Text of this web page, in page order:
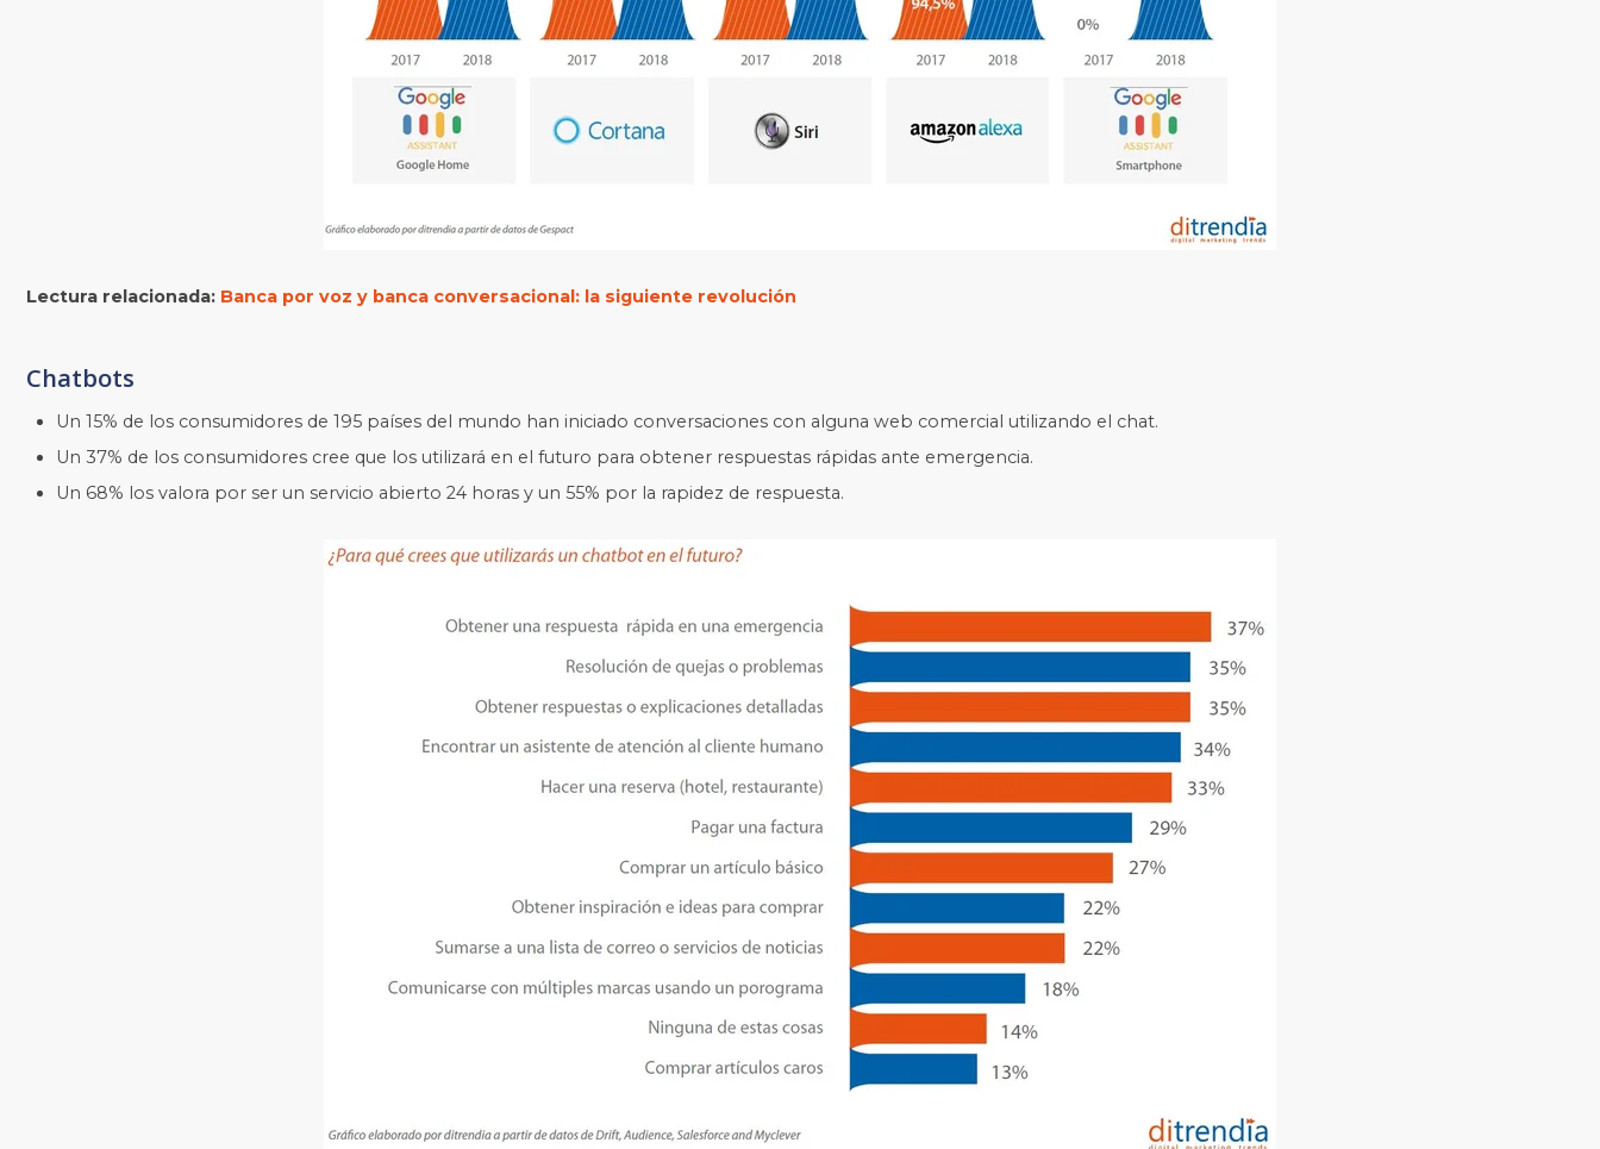
Lectura relacionada: Banca por voz y banca conversacional: la siguiente revolución
Chatbots
Un 15% de los consumidores de 195 países del mundo han iniciado conversaciones con alguna web comercial utilizando el chat.
Un 37% de los consumidores cree que los utilizará en el futuro para obtener respuestas rápidas ante emergencia.
Un 68% los valora por ser un servicio abierto 24 horas y un 55% por la rapidez de respuesta.